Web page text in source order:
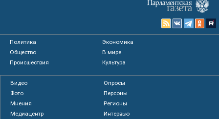
Политика
Экономика
Общество
В мире
Происшествия
Культура
Видео
Опросы
Фото
Персоны
Мнения
Регионы
Медиацентр
Интервью